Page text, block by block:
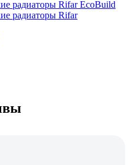
радиаторы Rifar EcoBuild
радиаторы Rifar